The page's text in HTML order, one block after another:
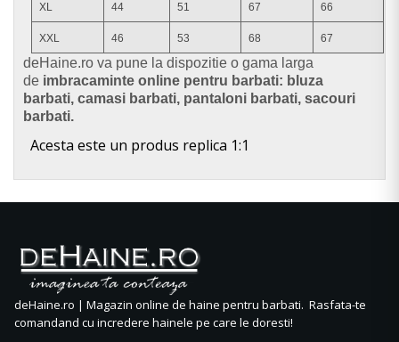
XL 44 51 67 66
XXL 46 53 68 67
deHaine.ro va pune la dispozitie o gama larga
de imbracaminte online pentru barbati: bluza
barbati, camasi barbati, pantaloni barbati, sacouri
barbati.
Acesta este un produs replica 1:1
deHaine.ro | Magazin online de haine pentru barbati. Rasfata-te
comandand cu incredere hainele pe care le doresti!